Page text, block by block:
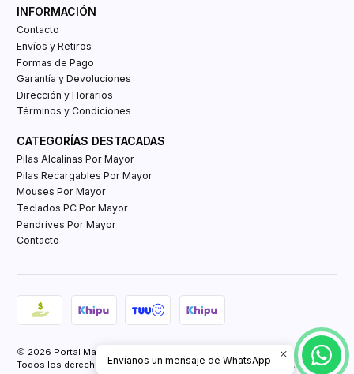
INFORMACIÓN
Contacto
Envíos y Retiros
Formas de Pago
Garantía y Devoluciones
Dirección y Horarios
Términos y Condiciones
CATEGORÍAS DESTACADAS
Pilas Alcalinas Por Mayor
Pilas Recargables Por Mayor
Mouses Por Mayor
Teclados PC Por Mayor
Pendrives Por Mayor
Contacto
2026 Portal Mayorista Tienda E-Commerce.
Todos los derechos reservados. Powered by Retail Market SPA
Envíanos un mensaje de WhatsApp